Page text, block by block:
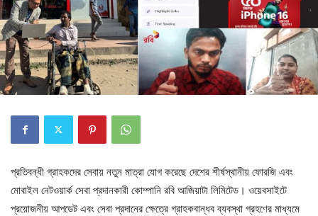
প্রতিবন্ধী গ্রাহকদের সেবায় নতুন মাত্রা যোগ করেছে দেশের শীর্ষস্থানীয় ফোরজি এবং
মোবাইল নেটওয়ার্ক সেবা প্রদানকারী কোম্পানি রবি আজিয়াটা লিমিটেড। ওয়েবসাইটে
প্রয়োজনীয় আপডেট এবং সেবা প্রদানের ক্ষেত্রে গ্রাহকবান্ধব ব্যবস্থা গ্রহণের মাধ্যমে